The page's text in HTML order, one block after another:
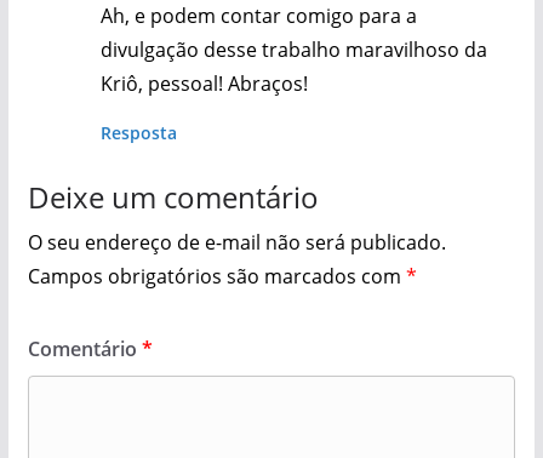
Ah, e podem contar comigo para a
divulgação desse trabalho maravilhoso da
Kriô, pessoal! Abraços!
Resposta
Deixe um comentário
O seu endereço de e-mail não será publicado.
Campos obrigatórios são marcados com *
Comentário *